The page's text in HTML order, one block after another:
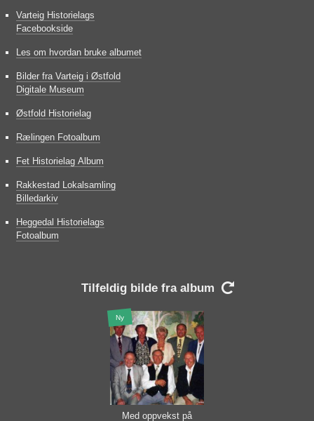
Varteig Historielags
Facebookside
Les om hvordan bruke albumet
Bilder fra Varteig i Østfold
Digitale Museum
Østfold Historielag
Rælingen Fotoalbum
Fet Historielag Album
Rakkestad Lokalsamling
Billedarkiv
Heggedal Historielags
Fotoalbum
Tilfeldig bilde fra album 
Ny
Med oppvekst på